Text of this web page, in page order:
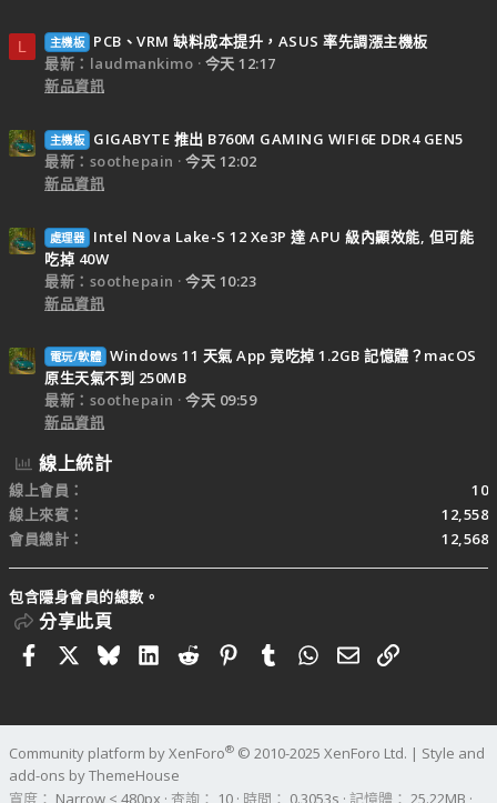
L 主機板
PCB、VRM 缺料成本提升，ASUS 率先調漲主機板
最新：laudmankimo
今天 12:17
新品資訊
主機板
GIGABYTE 推出 B760M GAMING WIFI6E DDR4 GEN5
最新：soothepain
今天 12:02
新品資訊
處理器
Intel Nova Lake-S 12 Xe3P 達 APU 級內顯效能, 但可能
吃掉 40W
最新：soothepain
今天 10:23
新品資訊
電玩/軟體 Windows 11 天氣 App 竟吃掉 1.2GB 記憶體？macOS
原生天氣不到 250MB
最新：soothepain
今天 09:59
新品資訊
線上統計
線上會員
10
線上來賓
12,558
會員總計
12,568
包含隱身會員的總數。
分享此頁
FacebookBlueskyLinkedIn
RedditPinterestTumblrWhatsApp
電子郵件
連結
Community platform by XenForo® © 2010-2025 XenForo Ltd. | Style and
add-ons by ThemeHouse
寬度
查詢 10 時間 0.3053s 記憶體 25.22MB